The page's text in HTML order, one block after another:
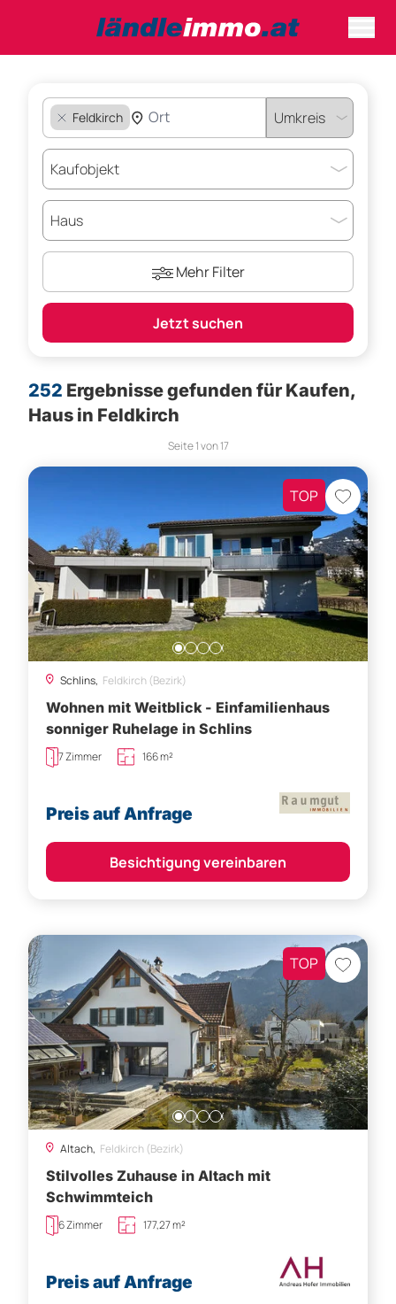
Feldkirch
Mehr Filter
Jetzt suchen
252 Ergebnisse gefunden für Kaufen,
Haus in Feldkirch
Seite1von17
TOP
Schlins, Feldkirch (Bezirk)
Wohnen mit Weitblick - Einfamilienhaus
sonniger Ruhelage in Schlins
7 Zimmer 166 m²
Preis auf Anfrage
Besichtigung vereinbaren
TOP
Altach, Feldkirch (Bezirk)
Stilvolles Zuhause in Altach mit
Schwimmteich
6 Zimmer 177,27 m²
Preis auf Anfrage